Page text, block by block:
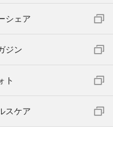
シェア
ジン
ト
スケア